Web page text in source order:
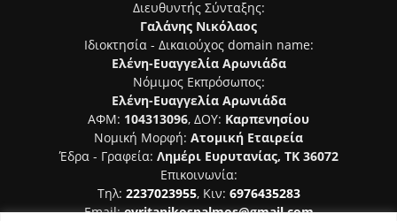
Διευθυντής Σύνταξης:
Γαλάνης Νικόλαος
Ιδιοκτησία - Δικαιούχος domain name:
Ελένη-Ευαγγελία Αρωνιάδα
Νόμιμος Εκπρόσωπος:
Ελένη-Ευαγγελία Αρωνιάδα
ΑΦΜ: 104313096, ΔΟΥ: Καρπενησίου
Νομική Μορφή: Ατομική Εταιρεία
Έδρα - Γραφεία: Λημέρι Ευρυτανίας, ΤΚ 36072
Επικοινωνία:
Τηλ: 2237023955, Κιν: 6976435283
Email:evritanikospalmos@gmail.com